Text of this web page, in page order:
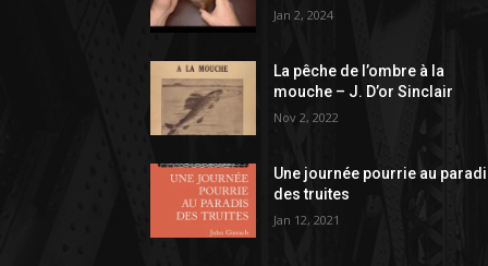
Jan 2, 2024
La pêche de l’ombre à la
mouche – J. D’or Sinclair
Nov 2, 2022
Une journée pourrie au
des truites
Jan 12, 2021